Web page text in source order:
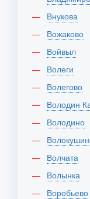
Внукова
Вожаково
Войвыл
Волеги
Волегово
Володин
Володино
Волчата
Волынка
Воробьево